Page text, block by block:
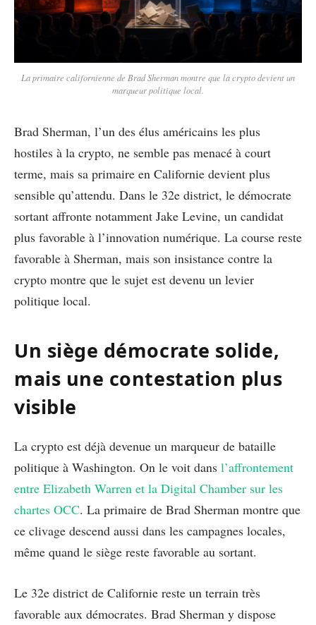
La primaire californienne de Brad Sherman montre que la crypto devient un
marqueur politique local.
Brad Sherman, l’un des élus américains les plus
hostiles à la crypto, ne semble pas menacé à court
terme, mais sa primaire en Californie devient plus
sensible qu’attendu. Dans le 32e district, le démocrate
sortant affronte notamment Jake Levine, un candidat
plus favorable à l’innovation numérique. La course reste
favorable à Sherman, mais son insistance contre la
crypto montre que le sujet est devenu un levier
politique local.
Un siège démocrate solide,
mais une contestation plus
visible
La crypto est déjà devenue un marqueur de bataille
politique à Washington. On le voit dans l’affrontement
entre Elizabeth Warren et la Digital Chamber sur les
chartes OCC. La primaire de Brad Sherman montre que
ce clivage descend aussi dans les campagnes locales,
même quand le siège reste favorable au sortant.
Le 32e district de Californie reste un terrain très
favorable aux démocrates. Brad Sherman y dispose